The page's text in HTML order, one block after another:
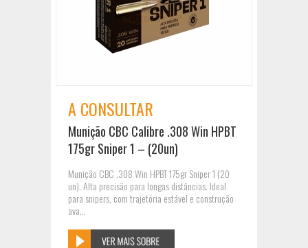
A CONSULTAR
Munição CBC Calibre .308 Win HPBT
175gr Sniper 1 – (20un)
Munição CBC .308 Win HPBT 175gr Sniper 1 (20
un). Alta precisão para longas distâncias. Ideal
para snipers, com trajetória estável e construção
ava...